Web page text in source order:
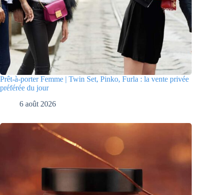
Prêt-à-porter Femme | Twin Set, Pinko, Furla : la vente privée
préférée du jour
6 août 2026